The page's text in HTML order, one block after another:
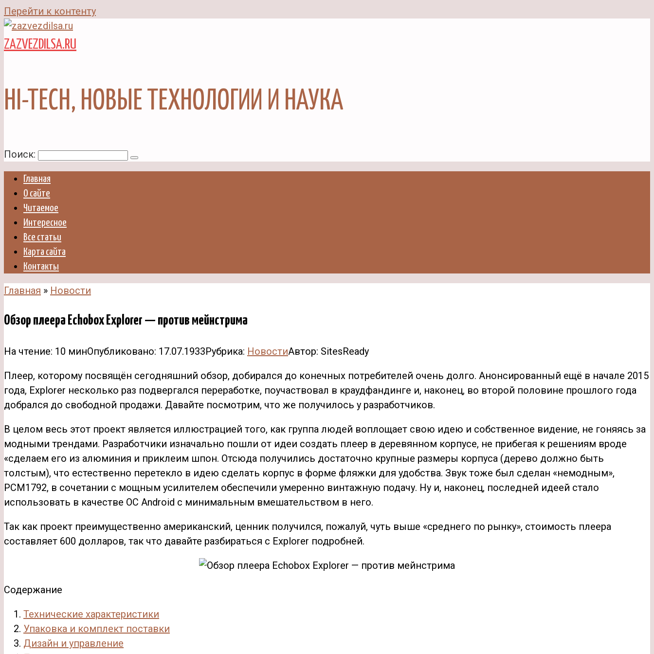
Перейти к контенту
ZAZVEZDILSA.RU
HI-TECH, НОВЫЕ ТЕХНОЛОГИИ И НАУКА
Поиск:
Главная
О сайте
Читаемое
Интересное
Все статьи
Карта сайта
Контакты
Главная » Новости
Обзор плеера Echobox Explorer — против мейнстрима
На чтение: 10 минОпубликовано: 17.07.1933Рубрика: НовостиАвтор: SitesReady
Плеер, которому посвящён сегодняшний обзор, добирался до конечных потребителей очень долго. Анонсированный ещё в начале 2015
года, Explorer несколько раз подвергался переработке, поучаствовал в краудфандинге и, наконец, во второй половине прошлого года
добрался до свободной продажи. Давайте посмотрим, что же получилось у разработчиков.
В целом весь этот проект является иллюстрацией того, как группа людей воплощает свою идею и собственное видение, не гоняясь за
модными трендами. Разработчики изначально пошли от идеи создать плеер в деревянном корпусе, не прибегая к решениям вроде
«сделаем его из алюминия и приклеим шпон. Отсюда получились достаточно крупные размеры корпуса (дерево должно быть
толстым), что естественно перетекло в идею сделать корпус в форме фляжки для удобства. Звук тоже был сделан «немодным»,
PCM1792, в сочетании с мощным усилителем обеспечили умеренно винтажную подачу. Ну и, наконец, последней идеей стало
использовать в качестве ОС Android с минимальным вмешательством в него.
Так как проект преимущественно американский, ценник получился, пожалуй, чуть выше «среднего по рынку», стоимость плеера
составляет 600 долларов, так что давайте разбираться с Explorer подробней.
Содержание
Технические характеристики
Упаковка и комплект поставки
Дизайн и управление